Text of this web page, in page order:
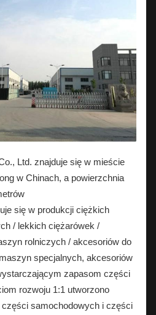
Ltd. znajduje się w mieście
w Chinach, a powierzchnia
się w produkcji ciężkich
/ lekkich ciężarówek /
rolniczych / akcesoriów do
specjalnych, akcesoriów
zapasom części
rozwoju 1:1 utworzono
części samochodowych i części